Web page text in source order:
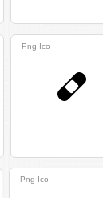
Png Ico
Png Ico